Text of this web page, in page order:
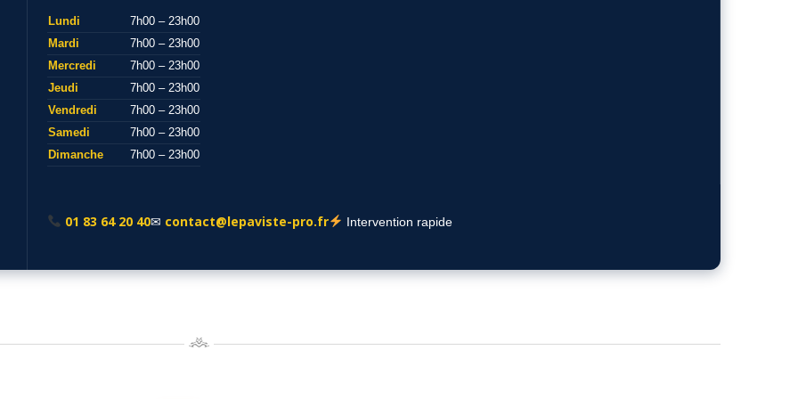
Lundi
7h00 – 23h00
Mardi
7h00 – 23h00
Mercredi
7h00 – 23h00
Jeudi
7h00 – 23h00
Vendredi
7h00 – 23h00
Samedi
7h00 – 23h00
Dimanche
7h00 – 23h00
01 83 64 20 40✉ contact@lepaviste-pro.fr Intervention rapide